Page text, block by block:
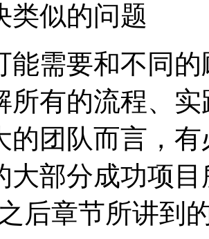
类似的问题
要和不同的
所有的流程、
的团队而言，
大部分成功项
后章节所讲到